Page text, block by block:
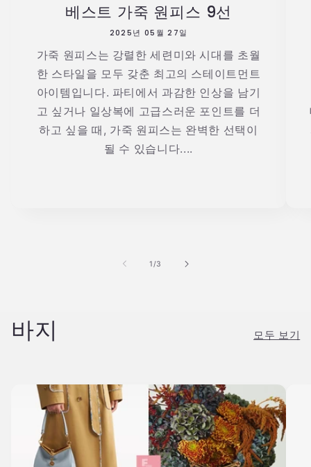
베스트 가죽 원피스 9선
2025년 05월 27일
가죽 원피스는 강렬한 세련미와 시대를 초월
한 스타일을 모두 갖춘 최고의 스테이트먼트
아이템입니다. 파티에서 과감한 인상을 남기
고 싶거나 일상복에 고급스러운 포인트를 더
하고 싶을 때, 가죽 원피스는 완벽한 선택이
될 수 있습니다....
1/의
3
바지 모두 보기